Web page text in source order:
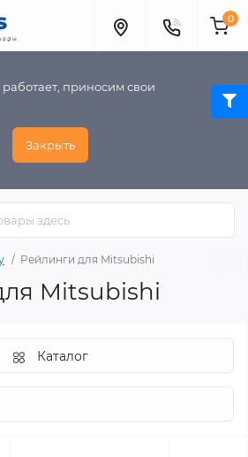
приносим свои
Закрыть
0
Рейлинги для Mitsubishi
Mitsubishi
Каталог